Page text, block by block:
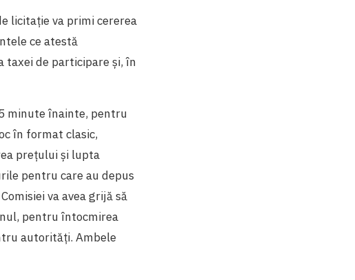
licitație va primi cererea
ce atestă
taxei de participare și, în
minute înainte, pentru
în format clasic,
prețului și lupta
pentru care au depus
va avea grijă să
pentru întocmirea
autorități. Ambele